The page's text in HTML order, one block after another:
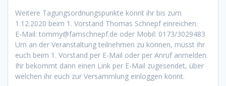
Weitere Tagungsordnungspunkte könnt ihr bis zum
1.12.2020 beim 1. Vorstand Thomas Schnepf einreichen.
E-Mail: tommy@famschnepf.de oder Mobil: 0173/3029483
Um an der Veranstaltung teilnehmen zu können, müsst ihr
euch beim 1. Vorstand per E-Mail oder per Anruf anmelden.
Ihr bekommt dann einen Link per E-Mail zugesendet, über
welchen ihr euch zur Versammlung einloggen könnt.